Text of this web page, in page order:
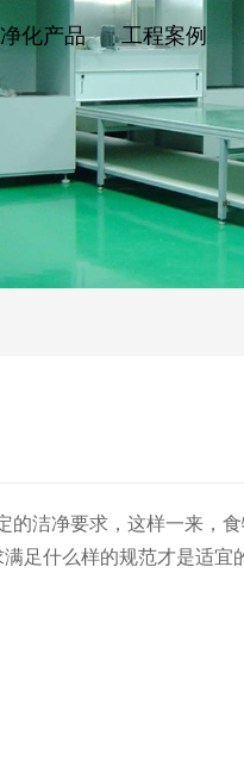
净化产品 工程案例
的洁净要求，这样一来，
足什么样的规范才是适宜